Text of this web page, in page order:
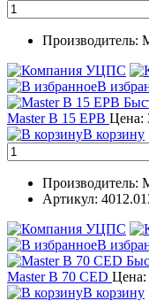
Производитель:
В
Master B 15 EPB Цена:
В корзину
Производитель:
Артикул:
В
Master B 70 CED Цена:
В корзину